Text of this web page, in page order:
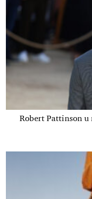
Robert Pattinson